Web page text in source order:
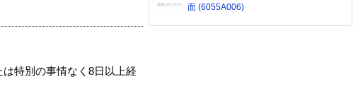
特別の事情なく8日以上経
面 (6055A006)